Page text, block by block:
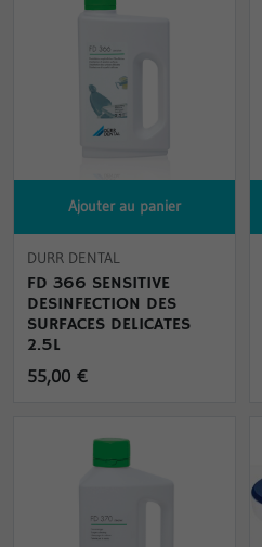
Ajouter au panier
DURR DENTAL
FD 366 SENSITIVE
DESINFECTION DES
SURFACES DELICATES
2.5L
55,00 €